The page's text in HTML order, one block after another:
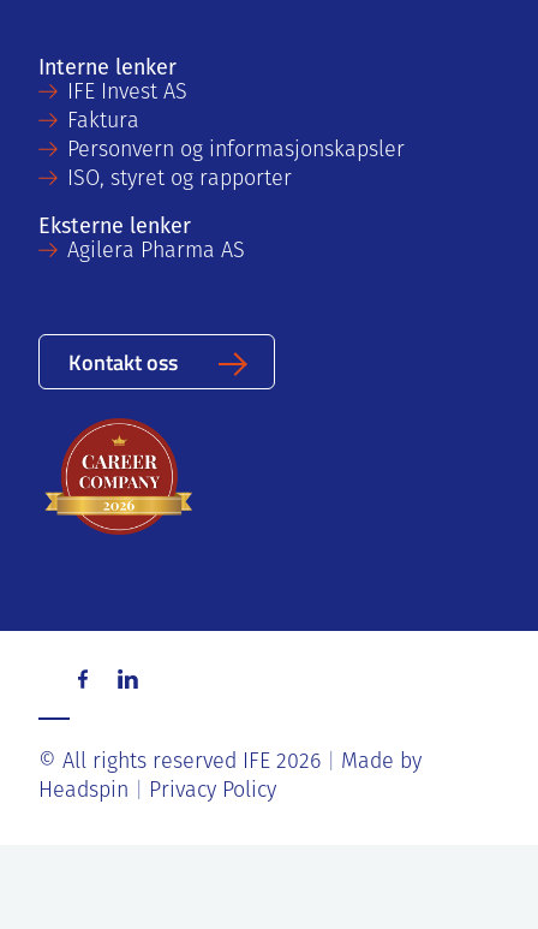
Interne lenker
IFE Invest AS
Faktura
Personvern og informasjonskapsler
ISO, styret og rapporter
Eksterne lenker
Agilera Pharma AS
Kontakt oss
© All rights reserved IFE 2026
Made by
Headspin
Privacy Policy